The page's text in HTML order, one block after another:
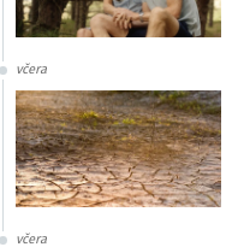
včera
včera